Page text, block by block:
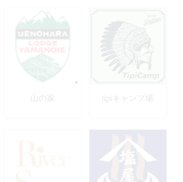
山の家 tipiキャンプ場